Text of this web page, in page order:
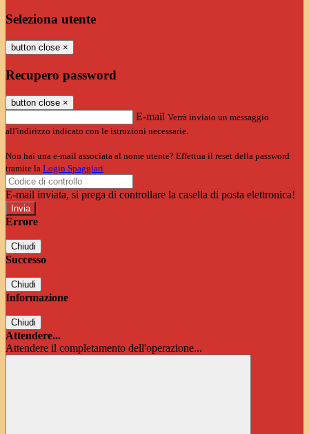
Seleziona utente
button close ×
Recupero password
button close ×
E-mail Verrà inviato un messaggio
all'indirizzo indicato con le istruzioni necessarie.
Non hai una e-mail associata al nome utente? Effettua il reset della password
tramite la Login Spaggiari
E-mail inviata, si prega di controllare la casella di posta elettronica!
Errore
Chiudi
Successo
Chiudi
Informazione
Chiudi
Attendere...
Attendere il completamento dell'operazione...